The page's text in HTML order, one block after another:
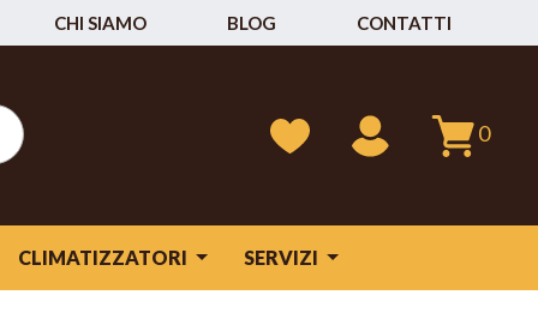
CHI SIAMO BLOG CONTATTI
0
CLIMATIZZATORI SERVIZI